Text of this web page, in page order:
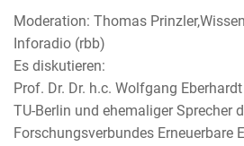
Moderation: Thomas
Inforadio (rbb)
Es diskutieren:
Prof. Dr. Dr. h.c. Wolfgang Eberhardt
TU-Berlin und ehemaliger Sprecher
Forschungsverbundes Erneuerbare